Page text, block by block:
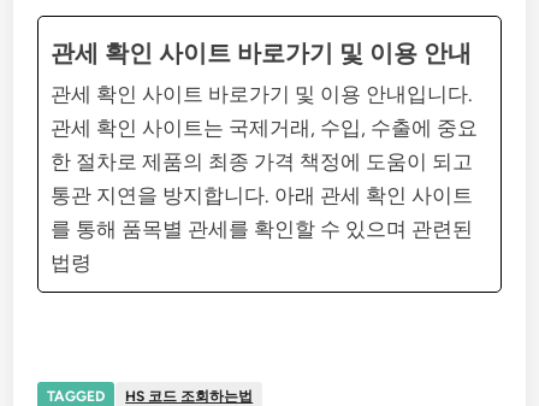
관세 확인 사이트 바로가기 및 이용 안내
관세 확인 사이트 바로가기 및 이용 안내입니다.
관세 확인 사이트는 국제거래, 수입, 수출에 중요
한 절차로 제품의 최종 가격 책정에 도움이 되고
통관 지연을 방지합니다. 아래 관세 확인 사이트
를 통해 품목별 관세를 확인할 수 있으며 관련된
법령
TAGGED HS 코드 조회하는법